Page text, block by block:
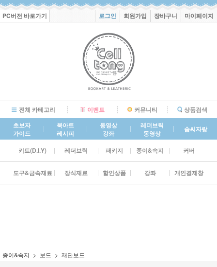
PC버전 바로가기 로그인 회원가입 장바구니 마이페이지
전체 카테고리 이벤트 커뮤니티
상품검색
초보자
가이드
북아트
레시피
동영상
강좌
레더브릭
동영상
솜씨자랑
키트(D.I.Y) 레더브릭 패키지 종이&속지 커버
도구&금속재료 장식재료 할인상품 강좌 개인결제창
종이&속지 보드 재단보드